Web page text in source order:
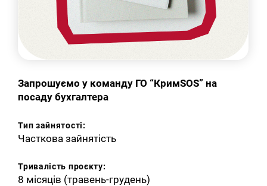
Запрошуємо у команду ГО “КримSOS” на
посаду бухгалтера
Тип зайнятості:
Часткова зайнятість
Тривалість проєкту:
8 місяців (травень-грудень)